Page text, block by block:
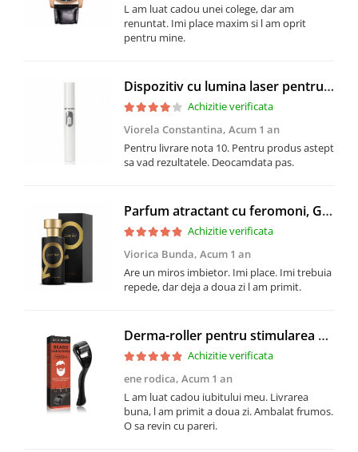
L am luat cadou unei colege, dar am
renuntat. Imi place maxim si l am oprit
pentru mine.
Dispozitiv cu lumina laser pentru tratarea varicelor si acneei, GMO, BlueLight Therapy, alb
Achizitie verificata
Viorela Constantina, Acum 1 an
Pentru livrare nota 10. Pentru produs astept
sa vad rezultatele. Deocamdata pas.
Parfum atractant cu feromoni, GMO, Lure Her, folosit de barbati
Achizitie verificata
Viorica Bunda, Acum 1 an
Are un miros imbietor. Imi place. Imi trebuia
repede, dar deja a doua zi l am primit.
Derma-roller pentru stimularea cresterii parului, scalp si barba, Beard Roller
Achizitie verificata
ene rodica, Acum 1 an
L am luat cadou iubitului meu. Livrarea
buna, l am primit a doua zi. Ambalat frumos.
O sa revin cu pareri.